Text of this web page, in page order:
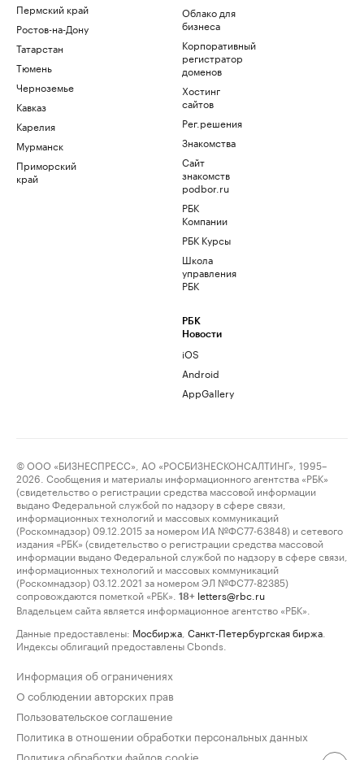
Пермский край
Ростов-на-Дону
Татарстан
Тюмень
Черноземье
Кавказ
Карелия
Мурманск
Приморский
край
Облако для
бизнеса
Корпоративный
регистратор
доменов
Хостинг
сайтов
Рег.решения
Знакомства
Сайт
знакомств
podbor.ru
РБК
Компании
РБК Курсы
Школа
управления
РБК
РБК
Новости
iOS
Android
AppGallery
© ООО «БИЗНЕСПРЕСС», АО «РОСБИЗНЕСКОНСАЛТИНГ», 1995–
2026. Сообщения и материалы информационного агентства «РБК»
(свидетельство о регистрации средства массовой информации
выдано Федеральной службой по надзору в сфере связи,
информационных технологий и массовых коммуникаций
(Роскомнадзор) 09.12.2015 за номером ИА №ФС77-63848) и сетевого
издания «РБК» (свидетельство о регистрации средства массовой
информации выдано Федеральной службой по надзору в сфере связи,
информационных технологий и массовых коммуникаций
(Роскомнадзор) 03.12.2021 за номером ЭЛ №ФС77-82385)
сопровождаются пометкой «РБК».
18+ letters@rbc.ru
Владельцем сайта является информационное агентство «РБК».
Данные предоставлены: Мосбиржа Санкт-Петербургская биржа
Индексы облигаций предоставлены Cbonds.
Информация об ограничениях
О соблюдении авторских прав
Пользовательское соглашение
Политика в отношении обработки персональных данных
Политика обработки файлов cookie